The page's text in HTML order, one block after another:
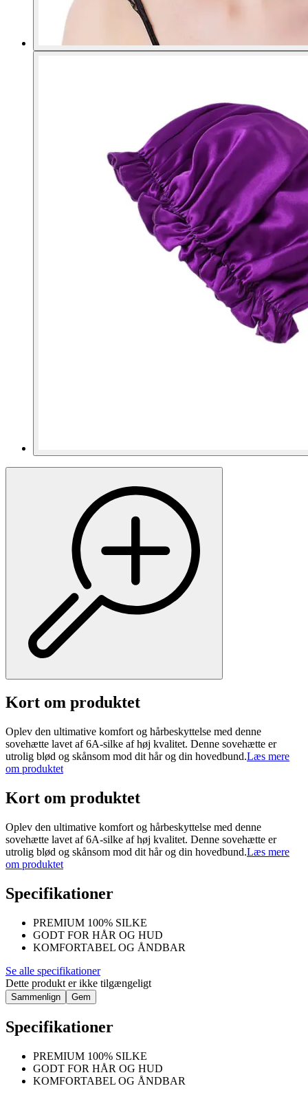
Kort om produktet
Oplev den ultimative komfort og hårbeskyttelse med denne
sovehætte lavet af 6A-silke af høj kvalitet. Denne sovehætte er
utrolig blød og skånsom mod dit hår og din hovedbund.Læs mere
om produktet
Kort om produktet
Oplev den ultimative komfort og hårbeskyttelse med denne
sovehætte lavet af 6A-silke af høj kvalitet. Denne sovehætte er
utrolig blød og skånsom mod dit hår og din hovedbund.Læs mere
om produktet
Specifikationer
PREMIUM 100% SILKE
GODT FOR HÅR OG HUD
KOMFORTABEL OG ÅNDBAR
Se alle specifikationer
Dette produkt er ikke tilgængeligt
Sammenlign Gem
Specifikationer
PREMIUM 100% SILKE
GODT FOR HÅR OG HUD
KOMFORTABEL OG ÅNDBAR